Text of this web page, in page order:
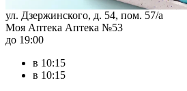
ул. Дзержинского, д. 54, пом. 57/а
Моя Аптека Аптека №53
до 19:00
в 10:15
в 10:15